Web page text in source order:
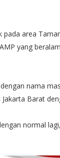
area
yang
nama
Barat
normal